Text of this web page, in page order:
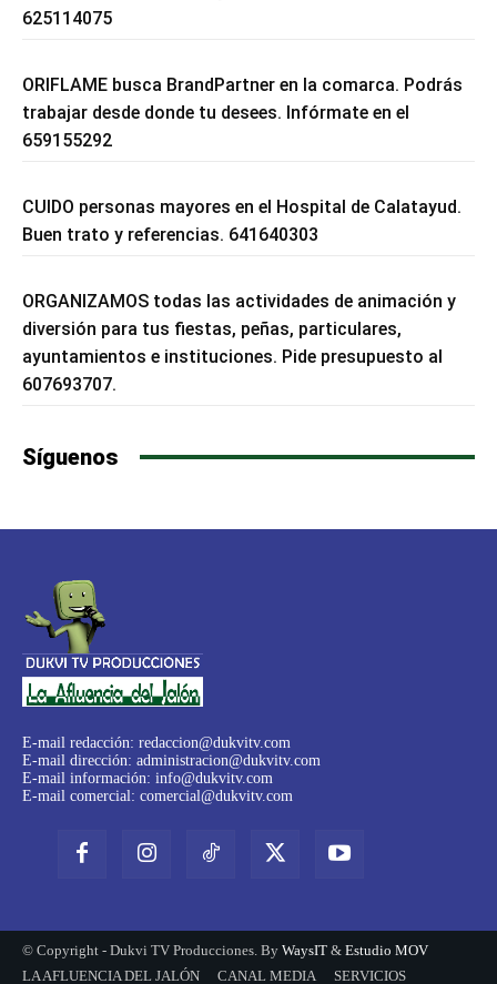
625114075
ORIFLAME busca BrandPartner en la comarca. Podrás
trabajar desde donde tu desees. Infórmate en el
659155292
CUIDO personas mayores en el Hospital de Calatayud.
Buen trato y referencias. 641640303
ORGANIZAMOS todas las actividades de animación y
diversión para tus fiestas, peñas, particulares,
ayuntamientos e instituciones. Pide presupuesto al
607693707.
Síguenos
E-mail redacción: redaccion@dukvitv.com
E-mail dirección: administracion@dukvitv.com
E-mail información: info@dukvitv.com
E-mail comercial: comercial@dukvitv.com
© Copyright - Dukvi TV Producciones. By WaysIT & Estudio MOV
LA AFLUENCIA DEL JALÓN
CANAL MEDIA
SERVICIOS